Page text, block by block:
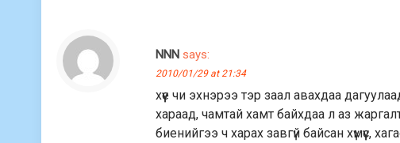
NNN says:
2010/01/29 at 21:34
хүүе чи эхнэрээ тэр заал авахдаа
хараад, чамтай хамт байхдаа л аз
биенийгээ ч харах завгүй байсан хүмүүс,